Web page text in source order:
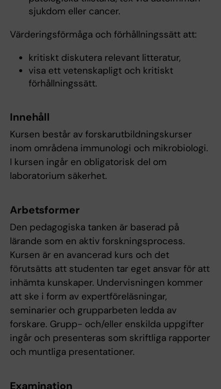
sjukdom eller cancer.
Värderingsförmåga och förhållningssätt att:
kritiskt diskutera relevant litteratur,
visa ett vetenskapligt och kritiskt
förhållningssätt.
Innehåll
Kursen består av forskarutbildningskurser
inom områdena immunologi och mikrobiologi.
I kursen ingår en obligatorisk del om
laboratorium säkerhet.
Arbetsformer
Den pedagogiska tanken är baserad på
lärande som en aktiv forskningsprocess.
Kursen är en avancerad kurs och det
förutsätts att studenten tar eget ansvar för att
inhämta kunskaper. Undervisningen kommer
att ske i form av expertföreläsningar,
seminarier och grupparbeten ledda av
forskare. Grupp- och/eller enskilda uppgifter
ingår och presenteras som skriftliga rapporter
och muntliga presentationer.